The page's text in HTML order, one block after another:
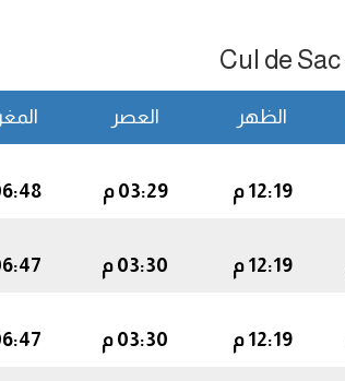
الظهر العصر
12:19 م 03:29 م 06:48
12:19 م 03:30 م
12:19 م 03:30 م